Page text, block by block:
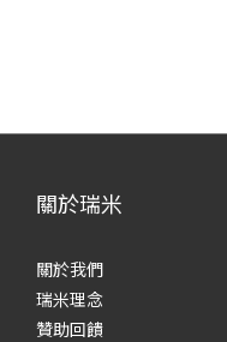
關於瑞米
關於我們
瑞米理念
贊助回饋